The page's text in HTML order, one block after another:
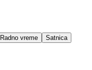
Radno vreme Satnica